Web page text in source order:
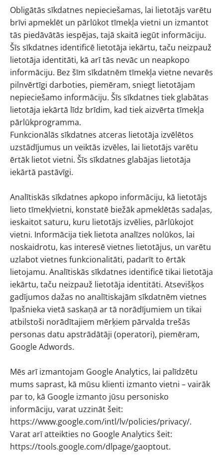
Obligātās sīkdatnes nepieciešamas, lai lietotājs varētu
brīvi apmeklēt un pārlūkot tīmekļa vietni un izmantot
tās piedāvātās iespējas, tajā skaitā iegūt informāciju.
Šīs sīkdatnes identificē lietotāja iekārtu, taču neizpauž
lietotāja identitāti, kā arī tās nevāc un neapkopo
informāciju. Bez šīm sīkdatnēm tīmekļa vietne nevarēs
pilnvērtīgi darboties, piemēram, sniegt lietotājam
nepieciešamo informāciju. Šīs sīkdatnes tiek glabātas
lietotāja iekārtā līdz brīdim, kad tiek aizvērta tīmekļa
pārlūkprogramma.
​Funkcionālās sīkdatnes atceras lietotāja izvēlētos
uzstādījumus un veiktās izvēles, lai lietotājs varētu
ērtāk lietot vietni. Šīs sīkdatnes glabājas lietotāja
iekārtā pastāvīgi.
Analītiskās sīkdatnes apkopo informāciju, kā lietotājs
lieto tīmekļvietni, konstatē biežāk apmeklētās sadaļas,
ieskaitot saturu, kuru lietotājs izvēlies, pārlūkojot
vietni. Informācija tiek lietota analīzes nolūkos, lai
noskaidrotu, kas interesē vietnes lietotājus, un varētu
uzlabot vietnes funkcionalitāti, padarīt to ērtāk
lietojamu. Analītiskās sīkdatnes identificē tikai lietotāja
iekārtu, taču neizpauž lietotāja identitāti. Atsevišķos
gadījumos dažas no analītiskajām sīkdatnēm vietnes
īpašnieka vietā saskaņā ar tā norādījumiem un tikai
atbilstoši norādītajiem mērķiem pārvalda trešās
personas datu apstrādātāji (operatori), piemēram,
Google Adwords.
Mēs arī izmantojam Google Analytics, lai palīdzētu
mums saprast, kā mūsu klienti izmanto vietni – vairāk
par to, kā Google izmanto jūsu personisko
informāciju, varat uzzināt šeit:
https://www.google.com/intl/lv/policies/privacy/.
Varat arī atteikties no Google Analytics šeit:
https://tools.google.com/dlpage/gaoptout.